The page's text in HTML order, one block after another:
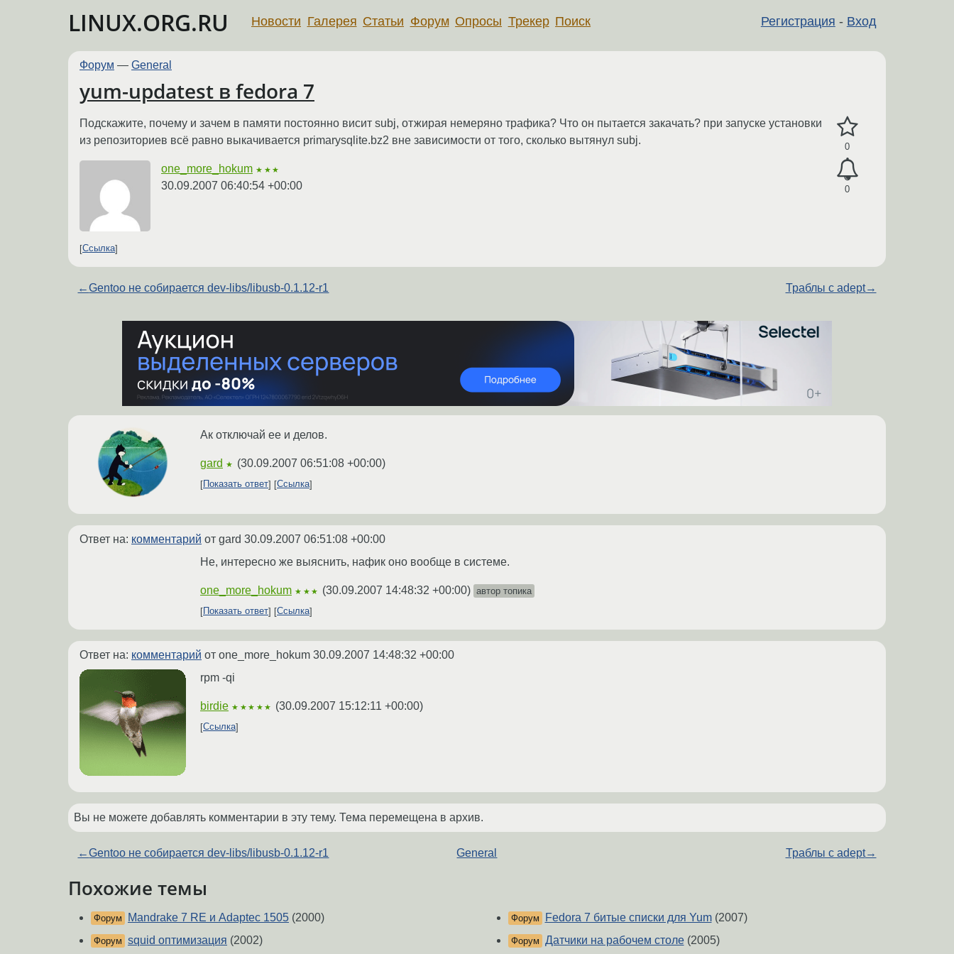
LINUX.ORG.RU Регистрация - Вход
Новости Галерея Статьи Форум Опросы Трекер Поиск
Форум — General
yum-updatest в fedora 7
0
0
Подскажите, почему и зачем в памяти постоянно висит subj, отжирая немеряно трафика? Что он пытается закачать? при запуске установки
из репозиториев всё равно выкачивается primarysqlite.bz2 вне зависимости от того, сколько вытянул subj.
one_more_hokum ★★★
30.09.2007 06:40:54 +00:00
Ссылка
←Gentoo не собирается dev-libs/libusb-0.1.12-r1 Траблы с adept→
Ак отключай ее и делов.
gard ★ (30.09.2007 06:51:08 +00:00)
Показать ответ Ссылка
Ответ на: комментарий от gard 30.09.2007 06:51:08 +00:00
Не, интересно же выяснить, нафик оно вообще в системе.
one_more_hokum ★★★ (30.09.2007 14:48:32 +00:00) автор топика
Показать ответ
Ссылка
Ответ на: комментарий от one_more_hokum 30.09.2007 14:48:32 +00:00
rpm -qi
birdie ★★★★★ (30.09.2007 15:12:11 +00:00)
Ссылка
Вы не можете добавлять комментарии в эту тему. Тема перемещена в архив.
←Gentoo не собирается dev-libs/libusb-0.1.12-r1 General Траблы с adept→
Похожие темы
Форум Mandrake 7 RE и Adaptec 1505 (2000)
Форум squid оптимизация (2002)
Форум Fedora 7 битые списки для Yum(2007)
Форум Датчики на рабочем столе(2005)